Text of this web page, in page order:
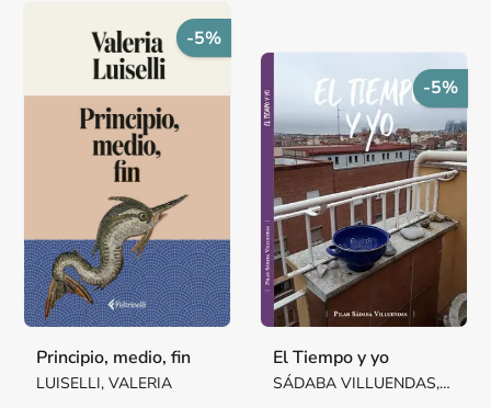
-5%
Principio, medio, fin
LUISELLI, VALERIA
-5%
El Tiempo y yo
SÁDABA VILLUENDAS,